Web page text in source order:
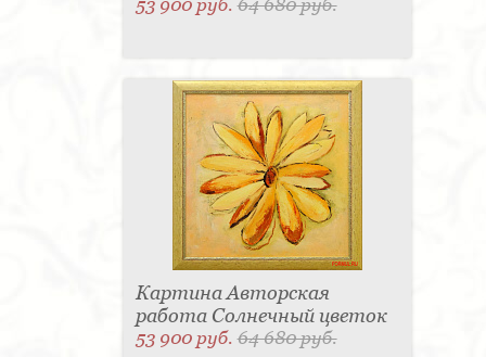
53 900 руб.64 680 руб.
Картина Авторская
работа Солнечный цветок
53 900 руб.64 680 руб.